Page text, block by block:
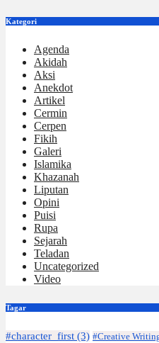
Kategori
Agenda
Akidah
Aksi
Anekdot
Artikel
Cermin
Cerpen
Fikih
Galeri
Islamika
Khazanah
Liputan
Opini
Puisi
Rupa
Sejarah
Teladan
Uncategorized
Video
Tagar
#character_first (3) #Creative